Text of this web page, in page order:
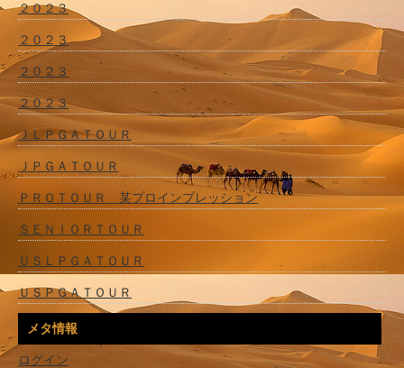
２０２３
２０２３
２０２３
２０２３
ＪＬＰＧＡＴＯＵＲ
ＪＰＧＡＴＯＵＲ
ＰＲＯＴＯＵＲ 某プロインプレッション
ＳＥＮＩＯＲＴＯＵＲ
ＵＳＬＰＧＡＴＯＵＲ
ＵＳＰＧＡＴＯＵＲ
メタ情報
ログイン